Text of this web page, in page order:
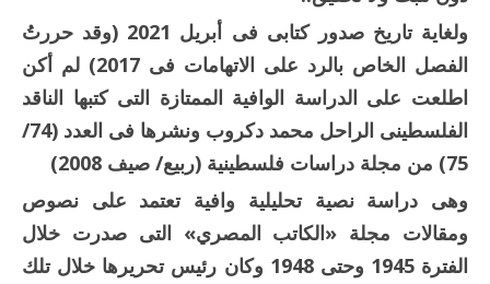
ولغاية تاريخ صدور كتابى فى أبريل 2021 (وقد حررتُ
الفصل الخاص بالرد على الاتهامات فى 2017) لم أكن
اطلعت على الدراسة الوافية الممتازة التى كتبها الناقد
الفلسطينى الراحل محمد دكروب ونشرها فى العدد (74/
75) من مجلة دراسات فلسطينية (ربيع/ صيف 2008)
وهى دراسة نصية تحليلية وافية تعتمد على نصوص
ومقالات مجلة «الكاتب المصري» التى صدرت خلال
الفترة 1945 وحتى 1948 وكان رئيس تحريرها خلال تلك